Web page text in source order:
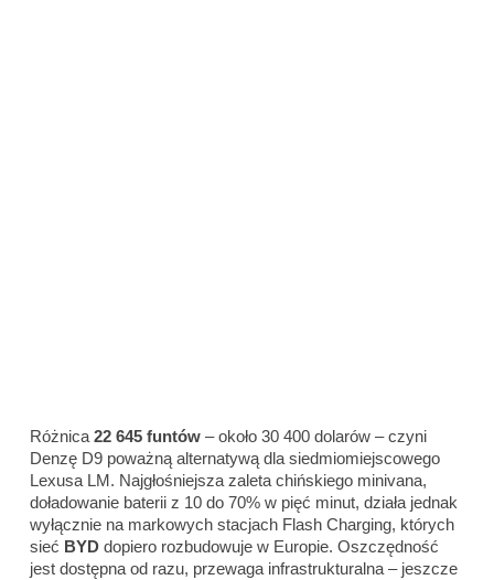
Różnica 22 645 funtów – około 30 400 dolarów – czyni
Denzę D9 poważną alternatywą dla siedmiomiejscowego
Lexusa LM. Najgłośniejsza zaleta chińskiego minivana,
doładowanie baterii z 10 do 70% w pięć minut, działa jednak
wyłącznie na markowych stacjach Flash Charging, których
sieć BYD dopiero rozbudowuje w Europie. Oszczędność
jest dostępna od razu, przewaga infrastrukturalna – jeszcze